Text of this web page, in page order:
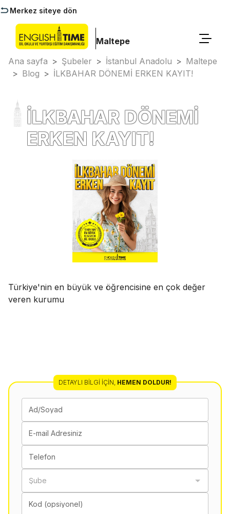
Merkez siteye dön
Maltepe
Ana sayfa > Şubeler > İstanbul Anadolu > Maltepe
> Blog > İLKBAHAR DÖNEMİ ERKEN KAYIT!
İLKBAHAR DÖNEMİ
ERKEN KAYIT!
Türkiye'nin en büyük ve öğrencisine en çok değer
veren kurumu
DETAYLI BILGI İÇIN, HEMEN DOLDUR!
Ad/Soyad
E-mail Adresiniz
Telefon
Şube
Kod (opsiyonel)